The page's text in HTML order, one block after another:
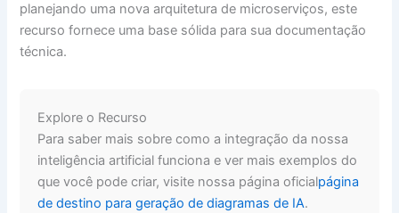
planejando uma nova arquitetura de microserviços, este
recurso fornece uma base sólida para sua documentação
técnica.
Explore o Recurso
Para saber mais sobre como a integração da nossa
inteligência artificial funciona e ver mais exemplos do
que você pode criar, visite nossa página oficialpágina
de destino para geração de diagramas de IA.